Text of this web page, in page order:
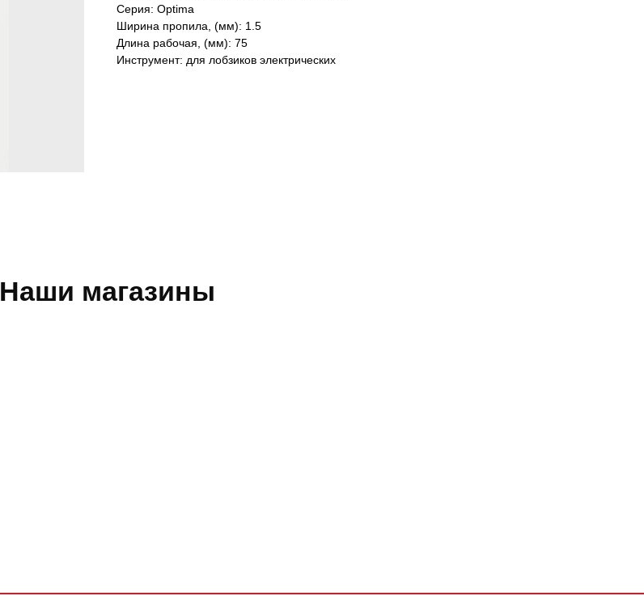
Серия: Optima
Ширина пропила, (мм): 1.5
Длина рабочая, (мм): 75
Инструмент: для лобзиков электрических
Наши магазины